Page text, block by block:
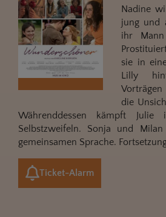
Nadine
jung und
ihr
sie in
Lilly
die
Währenddessen kämpft
Selbstzweifeln. Sonja und
gemeinsamen Sprache.
Ticket-Alarm